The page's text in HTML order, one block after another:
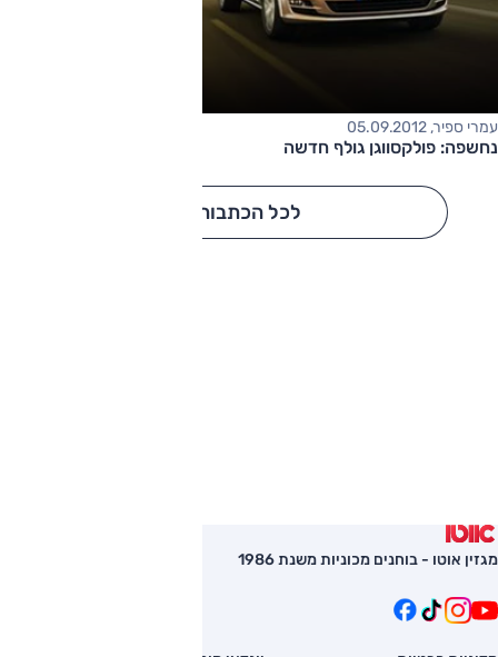
עמרי ספיר, 05.09.2012
נחשפה: פולקסווגן גולף חדשה
לכל הכתבות
מגזין אוטו - בוחנים מכוניות משנת 1986